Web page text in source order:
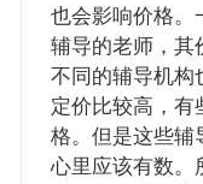
也会影响价格。
辅导的老师，其
不同的辅导机构
定价比较高，有
格。但是这些辅
心里应该有数。